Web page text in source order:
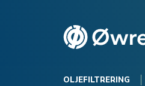
OLJEFILTRERING